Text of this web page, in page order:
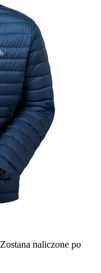
Zostana naliczone po